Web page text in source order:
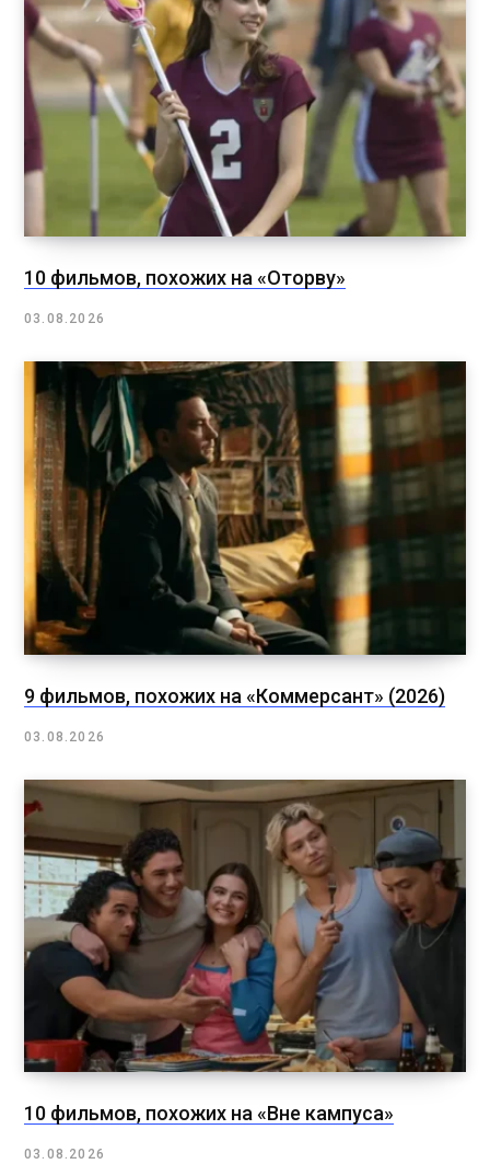
10 фильмов, похожих на «Оторву»
03.08.2026
9 фильмов, похожих на «Коммерсант» (2026)
03.08.2026
10 фильмов, похожих на «Вне кампуса»
03.08.2026